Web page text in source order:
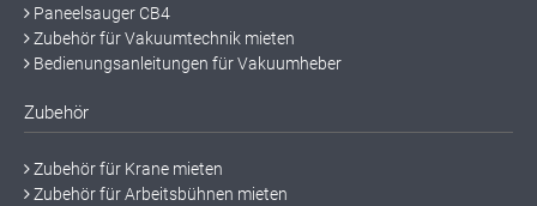
Paneelsauger CB4
Zubehör für Vakuumtechnik mieten
Bedienungsanleitungen für Vakuumheber
Zubehör
Zubehör für Krane mieten
Zubehör für Arbeitsbühnen mieten